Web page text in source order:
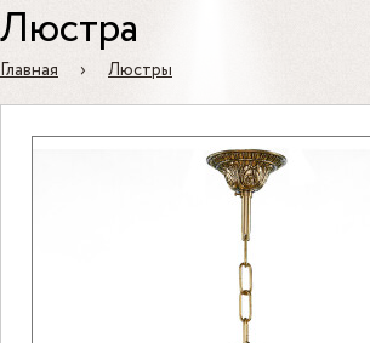
Люстра
Главная › Люстры